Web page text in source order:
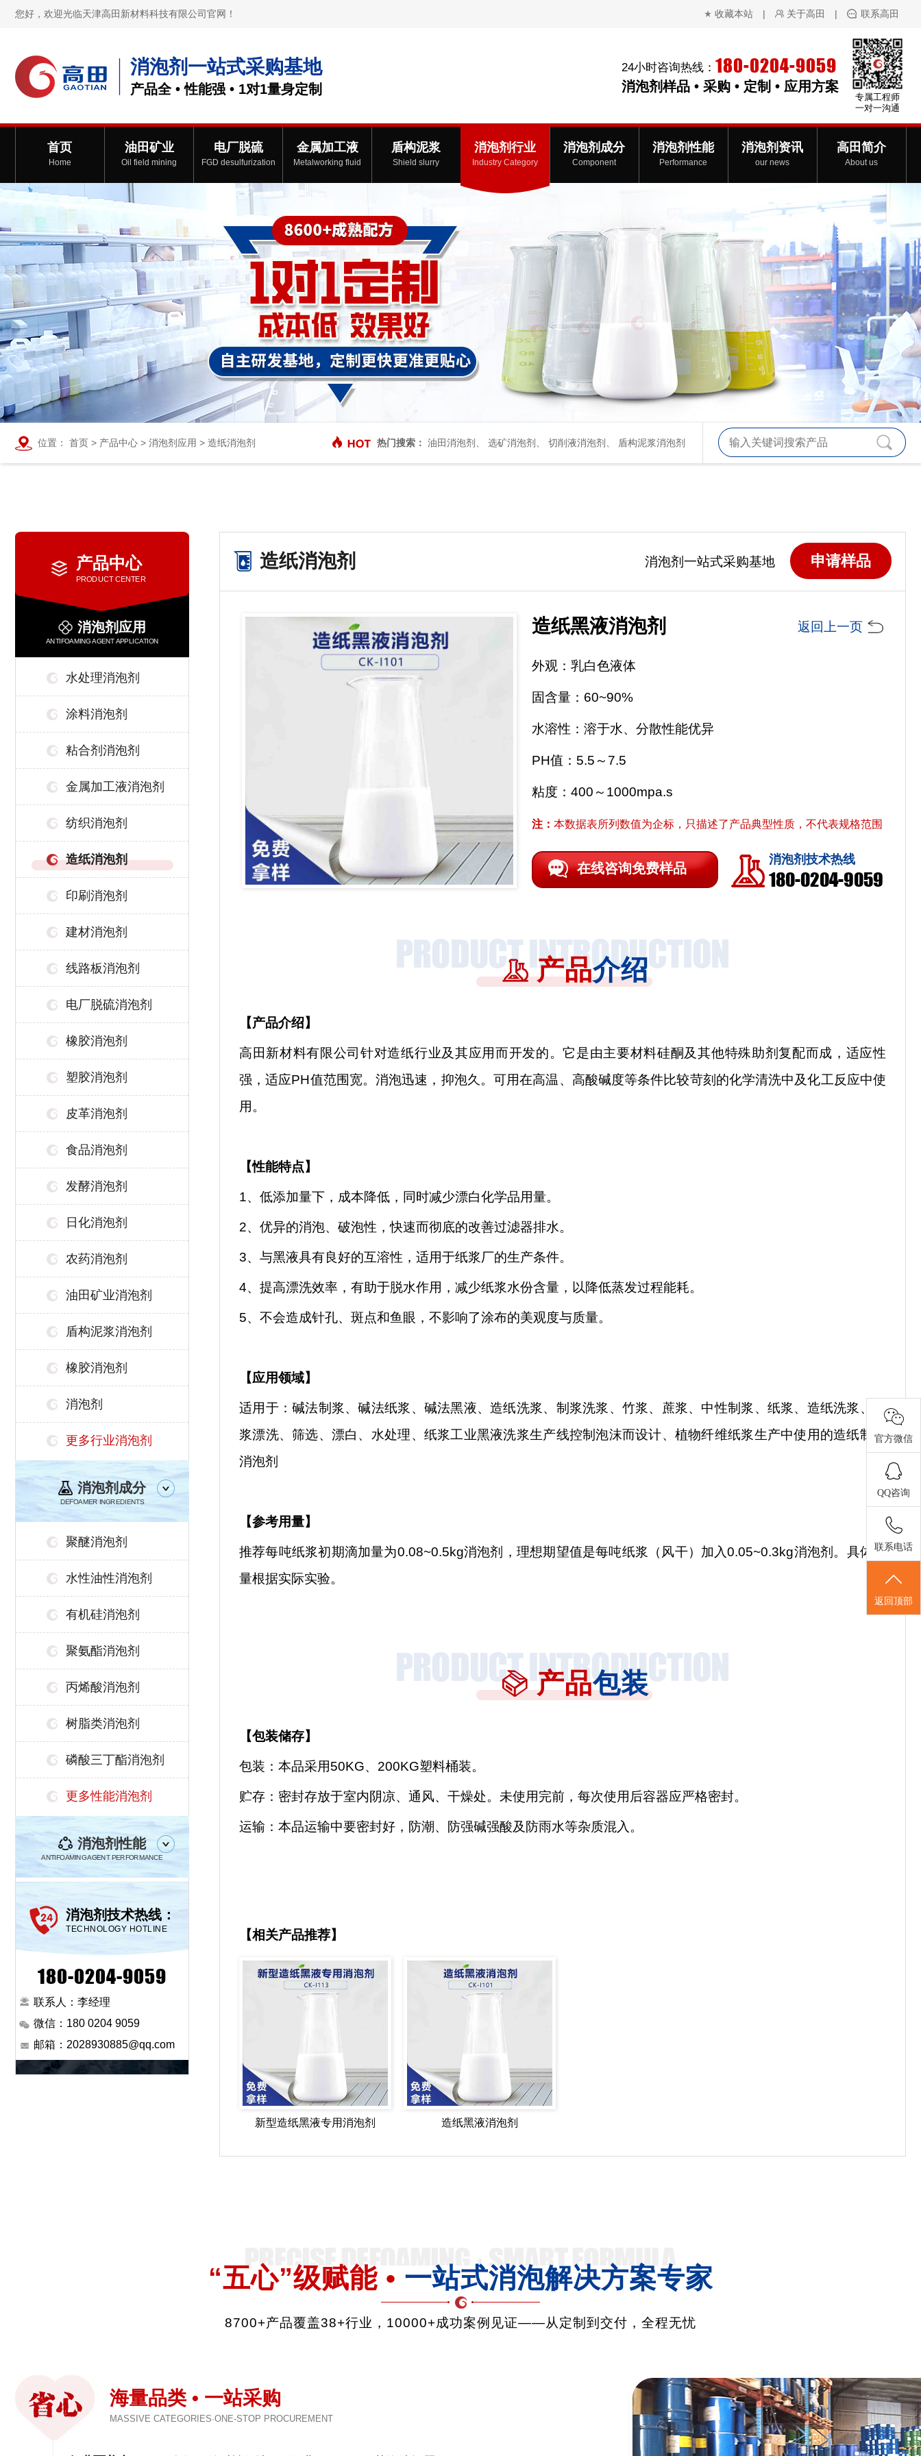
您好，欢迎光临天津高田新材料科技有限公司官网！ 收藏本站 | 关于高田 | 联系高田
消泡剂一站式采购基地
产品全 • 性能强 • 1对1量身定制
24小时咨询热线： 180-0204-9059
消泡剂样品 • 采购 • 定制 • 应用方案
专属工程师
一对一沟通
首页
Home
油田矿业
Oil field mining
电厂脱硫
FGD desulfurization
金属加工液
Metalworking fluid
盾构泥浆
Shield slurry
消泡剂行业
Industry Category
消泡剂成分
Component
消泡剂性能
Performance
消泡剂资讯
our news
高田简介
About us
位置： 首页 > 产品中心 > 消泡剂应用 > 造纸消泡剂 热门搜索： 油田消泡剂 选矿消泡剂 切削液消泡剂 盾构泥浆消泡剂
产品中心
PRODUCT CENTER
消泡剂应用
ANTIFOAMING AGENT APPLICATION
水处理消泡剂
涂料消泡剂
粘合剂消泡剂
金属加工液消泡剂
纺织消泡剂
造纸消泡剂
印刷消泡剂
建材消泡剂
线路板消泡剂
电厂脱硫消泡剂
橡胶消泡剂
塑胶消泡剂
皮革消泡剂
食品消泡剂
发酵消泡剂
日化消泡剂
农药消泡剂
油田矿业消泡剂
盾构泥浆消泡剂
橡胶消泡剂
消泡剂
更多行业消泡剂
消泡剂成分
DEFOAMER INGREDIENTS
聚醚消泡剂
水性油性消泡剂
有机硅消泡剂
聚氨酯消泡剂
丙烯酸消泡剂
树脂类消泡剂
磷酸三丁酯消泡剂
更多性能消泡剂
消泡剂性能
ANTIFOAMING AGENT PERFORMANCE
消泡剂技术热线：
TECHNOLOGY HOTLINE
180-0204-9059
联系人：李经理
微信：180 0204 9059
邮箱：2028930885@qq.com
造纸消泡剂 消泡剂一站式采购基地 申请样品
造纸黑液消泡剂 返回上一页
外观：乳白色液体
固含量：60~90%
水溶性：溶于水、分散性能优异
PH值：5.5～7.5
粘度：400～1000mpa.s
注： 本数据表所列数值为企标，只描述了产品典型性质，不代表规格范围
在线咨询免费样品
消泡剂技术热线
180-0204-9059
产品介绍
【产品介绍】
高田新材料有限公司针对造纸行业及其应用而开发的。它是由主要材料硅酮及其他特殊助剂复配而成，适应性
强，适应PH值范围宽。消泡迅速，抑泡久。可用在高温、高酸碱度等条件比较苛刻的化学清洗中及化工反应中使
用。
【性能特点】
1、低添加量下，成本降低，同时减少漂白化学品用量。
2、优异的消泡、破泡性，快速而彻底的改善过滤器排水。
3、与黑液具有良好的互溶性，适用于纸浆厂的生产条件。
4、提高漂洗效率，有助于脱水作用，减少纸浆水份含量，以降低蒸发过程能耗。
5、不会造成针孔、斑点和鱼眼，不影响了涂布的美观度与质量。
【应用领域】
适用于：碱法制浆、碱法纸浆、碱法黑液、造纸洗浆、制浆洗浆、竹浆、蔗浆、中性制浆、纸浆、造纸洗浆、纸
浆漂洗、筛选、漂白、水处理、纸浆工业黑液洗浆生产线控制泡沫而设计、植物纤维纸浆生产中使用的造纸制浆
消泡剂
【参考用量】
推荐每吨纸浆初期滴加量为0.08~0.5kg消泡剂，理想期望值是每吨纸浆（风干）加入0.05~0.3kg消泡剂。具体用
量根据实际实验。
产品包装
【包装储存】
包装：本品采用50KG、200KG塑料桶装。
贮存：密封存放于室内阴凉、通风、干燥处。未使用完前，每次使用后容器应严格密封。
运输：本品运输中要密封好，防潮、防强碱强酸及防雨水等杂质混入。
【相关产品推荐】
新型造纸黑液专用消泡剂 造纸黑液消泡剂
“五心”级赋能 • 一站式消泡解决方案专家
8700+产品覆盖38+行业，10000+成功案例见证——从定制到交付，全程无忧
海量品类 • 一站采购
MASSIVE CATEGORIES·ONE-STOP PROCUREMENT
官方微信
QQ咨询
联系电话
返回顶部